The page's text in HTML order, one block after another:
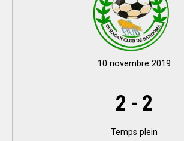
10 novembre 2019
2 - 2
Temps plein